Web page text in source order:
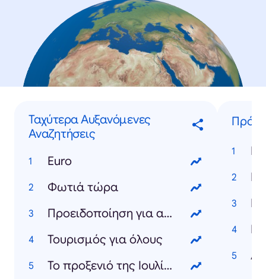
Ταχύτερα Αυξανόμενες
Αναζητήσεις
Euro
Φωτιά τώρα
Προειδοποίηση για ακραία ζέστη
Τουρισμός για όλους
Το προξενιό της Ιουλίας